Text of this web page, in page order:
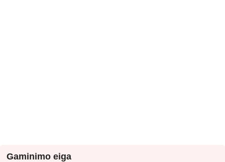
Gaminimo eiga